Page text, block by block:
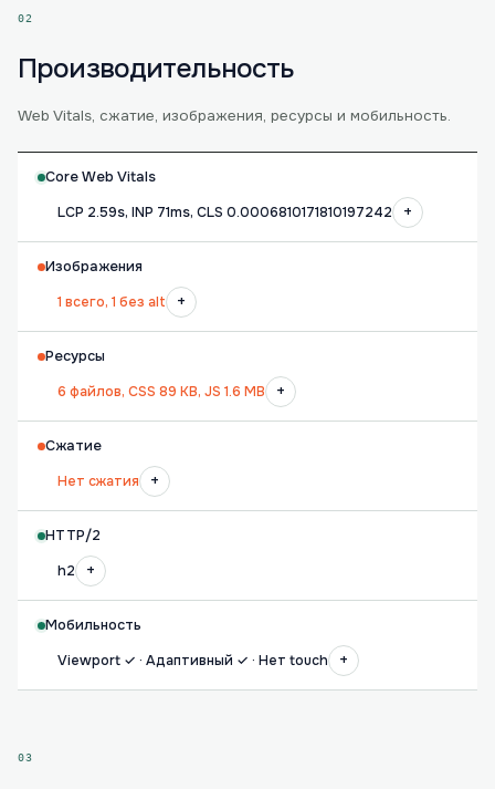
02
Производительность
Web Vitals, сжатие, изображения, ресурсы и мобильность.
Core Web Vitals
LCP 2.59s, INP 71ms, CLS 0.0006810171810197242
+
Изображения
1 всего, 1 без alt
+
Ресурсы
6 файлов, CSS 89 KB, JS 1.6 MB
+
Сжатие
Нет сжатия
+
HTTP/2
h2
+
Мобильность
Viewport ✓ · Адаптивный ✓ · Нет touch
+
03